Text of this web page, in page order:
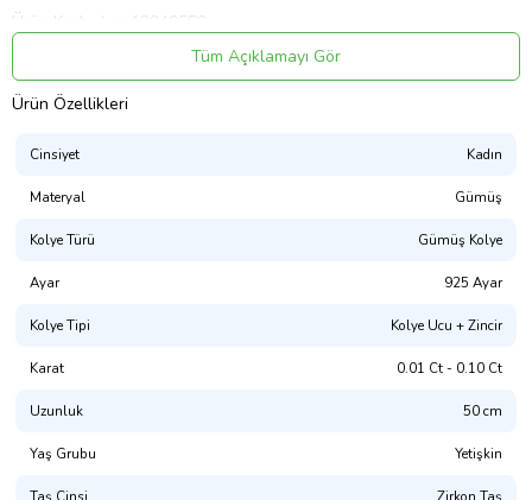
Ürün Kodu:
kcm12940583
Tüm Açıklamayı Gör
Ürün Özellikleri
Cinsiyet Kadın
Materyal Gümüş
Kolye Türü Gümüş Kolye
Ayar 925 Ayar
Kolye Tipi Kolye Ucu + Zincir
Karat 0.01 Ct - 0.10 Ct
Uzunluk 50 cm
Yaş Grubu Yetişkin
Taş Cinsi Zirkon Taş